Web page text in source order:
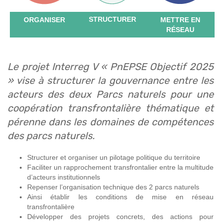
ORGANISER STRUCTURER
METTRE EN
RÉSEAU
Le projet Interreg V « PnEPSE Objectif 2025
» vise à structurer la gouvernance entre les
acteurs des deux Parcs naturels pour une
coopération transfrontalière thématique et
pérenne dans les domaines de compétences
des parcs naturels.
Structurer et organiser un pilotage politique du territoire
Faciliter un rapprochement transfrontalier entre la multitude
d’acteurs institutionnels
Repenser l’organisation technique des 2 parcs naturels
Ainsi établir les conditions de mise en réseau
transfrontalière
Développer des projets concrets, des actions pour